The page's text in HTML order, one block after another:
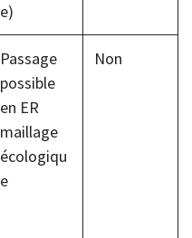
e)
Passage
possible
en ER
maillage
écologiqu
e
Non